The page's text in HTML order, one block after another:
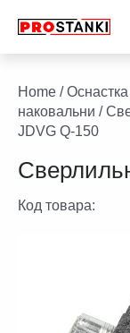
Home /Оснастка
наковальни /
JDVG Q-150
Код товара: